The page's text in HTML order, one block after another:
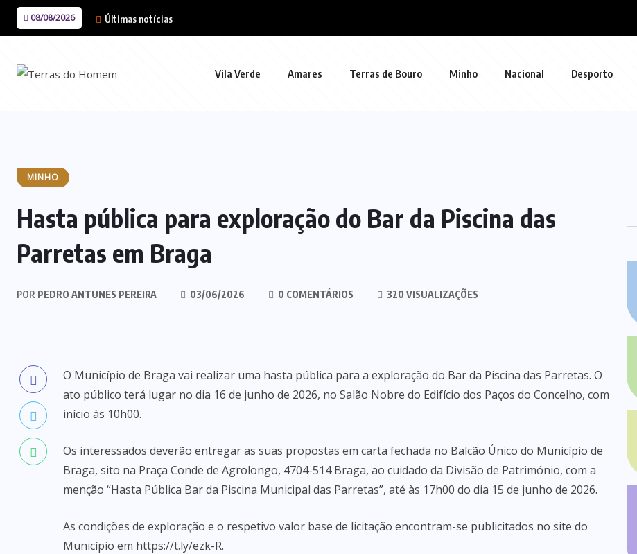
08/08/2026 Últimas notícias
Vila Verde Amares Terras de Bouro Minho Nacional Desporto
MINHO
Hasta pública para exploração do Bar da Piscina das
Parretas em Braga
POR PEDRO ANTUNES PEREIRA 03/06/2026 0 COMENTÁRIOS 320 VISUALIZAÇÕES
O Município de Braga vai realizar uma hasta pública para a exploração do Bar da Piscina das Parretas. O
ato público terá lugar no dia 16 de junho de 2026, no Salão Nobre do Edifício dos Paços do Concelho, com
início às 10h00.
Os interessados deverão entregar as suas propostas em carta fechada no Balcão Único do Município de
Braga, sito na Praça Conde de Agrolongo, 4704-514 Braga, ao cuidado da Divisão de Património, com a
menção “Hasta Pública Bar da Piscina Municipal das Parretas”, até às 17h00 do dia 15 de junho de 2026.
As condições de exploração e o respetivo valor base de licitação encontram-se publicitados no site do
Município em https://t.ly/ezk-R.